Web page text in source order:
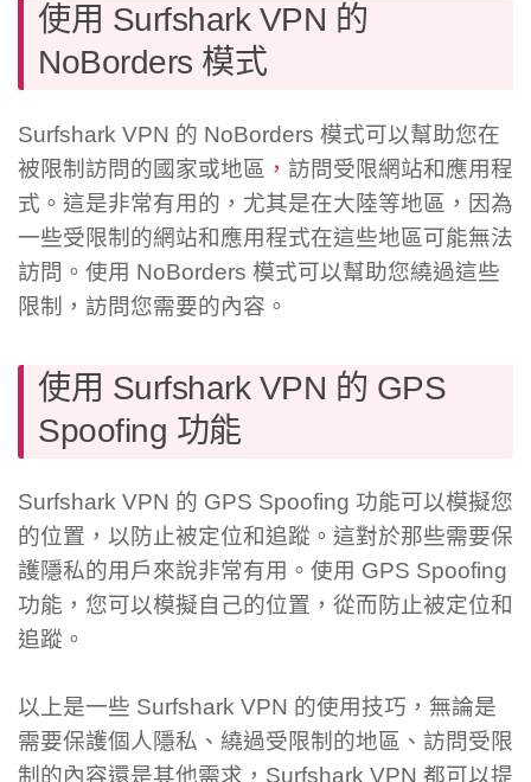
使用 Surfshark VPN 的
NoBorders 模式
Surfshark VPN 的 NoBorders 模式可以幫助您在
被限制訪問的國家或地區 ， 訪問受限網站和應用程
式。這是非常有用的，尤其是在大陸等地區，因為
一些受限制的網站和應用程式在這些地區可能無法
訪問。使用 NoBorders 模式可以幫助您繞過這些
限制，訪問您需要的內容。
使用 Surfshark VPN 的 GPS
Spoofing 功能
Surfshark VPN 的 GPS Spoofing 功能可以模擬您
的位置，以防止被定位和追蹤。這對於那些需要保
護隱私的用戶來說非常有用。使用 GPS Spoofing
功能，您可以模擬自己的位置，從而防止被定位和
追蹤。
以上是一些 Surfshark VPN 的使用技巧，無論是
需要保護個人隱私、繞過受限制的地區、訪問受限
制的內容還是其他需求，Surfshark VPN 都可以提